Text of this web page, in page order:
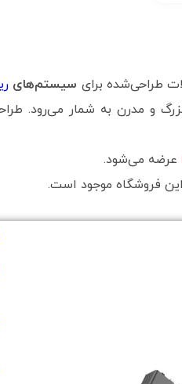
طراحی‌شده برای سیستم‌های
و مدرن به شمار می‌رود.
عرضه می‌شود.
فروشگاه موجود است.